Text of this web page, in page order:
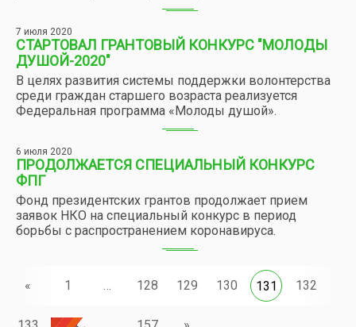
7 июля 2020
СТАРТОВАЛ ГРАНТОВЫЙ КОНКУРС "МОЛОДЫ
ДУШОЙ-2020"
В целях развития системы поддержки волонтерства
среди граждан старшего возраста реализуется
Федеральная программа «Молоды душой».
6 июля 2020
ПРОДОЛЖАЕТСЯ СПЕЦИАЛЬНЫЙ КОНКУРС
ФПГ
Фонд президентских грантов продолжает прием
заявок НКО на специальный конкурс в период
борьбы с распространением коронавируса.
« 1 … 128 129 130 131 132